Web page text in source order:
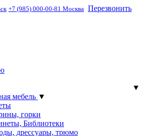
+7 (985) 000-00-81 Москва Перезвонить
▼
мебель ▼
горки
Библиотеки
дрессуары, трюмо